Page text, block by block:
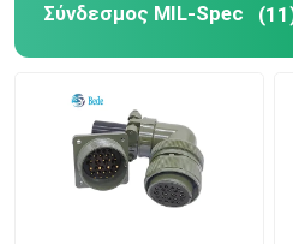
Σύνδεσμος MIL-Spec